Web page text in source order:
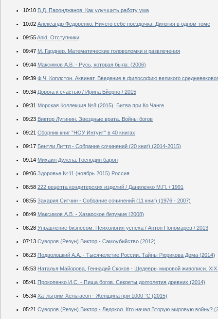
10:10 В.Д. Паронджанов. Как улучшить работу ума
10:02 Александр Федоренко. Ничего себе поездочка. Дилогия в одном томе
09:55Anid. Отступники
09:47 М. Гарднер. Математические головоломки и развлечения
09:44 Максимов А.В. - Русь, которая была. (2006)
09:39 Ф.Ч. Коплстон. Аквинат. Введение в философию великого
09:34 Дорога к счастью / Ирина Бйорно / 2015
09:31 Морская Коллекция №8 (2015). Битва при Ко Чанге
09:23 Виктор Лугинин. Звездные врата. Войны богов
09:21 Сборник книг "НОУ Интуит" в 40 книгах
09:17 Бентли Литтл - Собрание сочинений (20 книг) (2014-2015)
09:14 Михаил Дулепа. Господин барон
09:06 Здоровье №11 (ноябрь 2015) Россия
08:58 222 рецепта кондитерских изделий / Даниленко М.П. / 1991
08:55 Захария Ситчин - Собрание сочинений (11 книг) (1976 - 2007)
08:49 Максимов А.В. - Хазарское безумие (2008)
08:28 Управление бизнесом. Психология успеха / Антон Пономарев / 2013
07:13 Суворов (Резун) Виктор - Самоубийство (2012)
06:23 Подволоцкий А.А. - Тысячелетие России. Тайны Рюрикова Дома (2014)
05:53 Наталья Майорова, Геннадий Скоков - Шедевры мировой живописи.
05:41 Прокопенко И.С. - Пища богов. Секреты долголетия древних (2014)
05:34 Хатльгрим Хельгасон - Женщина при 1000 °C (2015)
05:21 Суворов (Резун) Виктор - Ледокол. Кто начал Вторую мировую войну?